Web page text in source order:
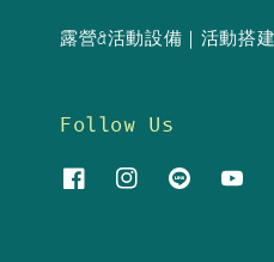
露營&活動設備｜活動搭
Follow Us